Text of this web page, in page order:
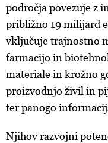
področja povezuje z
približno 19 milijard
vključuje trajnostno
farmacijo in
materiale in krožno
proizvodnjo živil in
ter panogo
Njihov razvojni